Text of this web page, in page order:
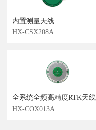
内置测量天线
HX-CSX208A
全系统全频高精度RTK天线
HX-COX013A